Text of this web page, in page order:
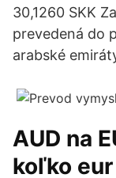
30,1260 SKK
prevedená do
arabské
AUD na
koľko